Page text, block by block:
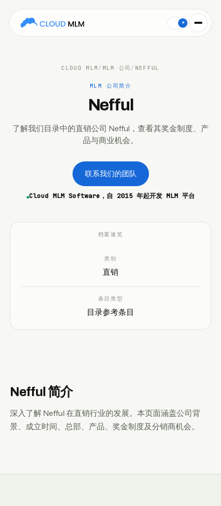
☀
CLOUD MLM / MLM 公司 / NEFFUL
MLM 公司简介
Nefful
了解我们目录中的直销公司 Nefful，查看其奖金制度、产
品与商业机会。
联系我们的团队
Cloud MLM Software，自 2015 年起开发 MLM 平台
档案速览
类别
直销
条目类型
目录参考条目
Nefful 简介
深入了解 Nefful 在直销行业的发展。本页面涵盖公司背
景、成立时间、总部、产品、奖金制度及分销商机会。